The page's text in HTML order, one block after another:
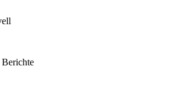
Berichte